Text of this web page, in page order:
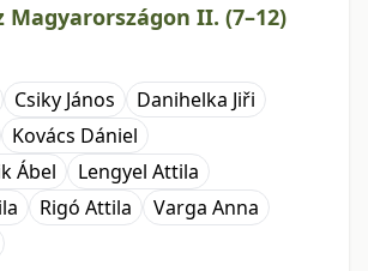
II. (7–12)
Csiky János
Danihelka Jiři
Kovács Dániel
Ábel
Lengyel Attila
Rigó Attila
Varga Anna